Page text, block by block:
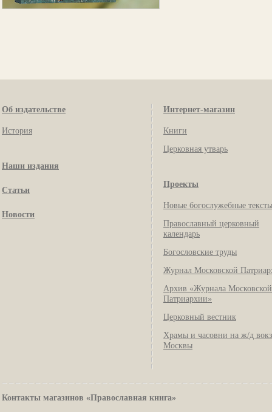
Об издательстве
История
Наши издания
Статьи
Новости
Интернет-магазин
Книги
Церковная утварь
Проекты
Новые богослужебные тексты
Православный церковный
календарь
Богословские труды
Журнал Московской
Архив «Журнала Московской
Патриархии»
Церковный вестник
Храмы и часовни на ж/д
Москвы
Контакты магазинов «Православная книга»